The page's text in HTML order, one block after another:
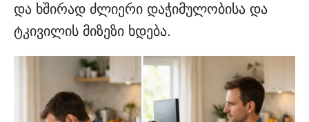
და ხშირად ძლიერი დაჭიმულობისა და
ტკივილის მიზეზი ხდება.